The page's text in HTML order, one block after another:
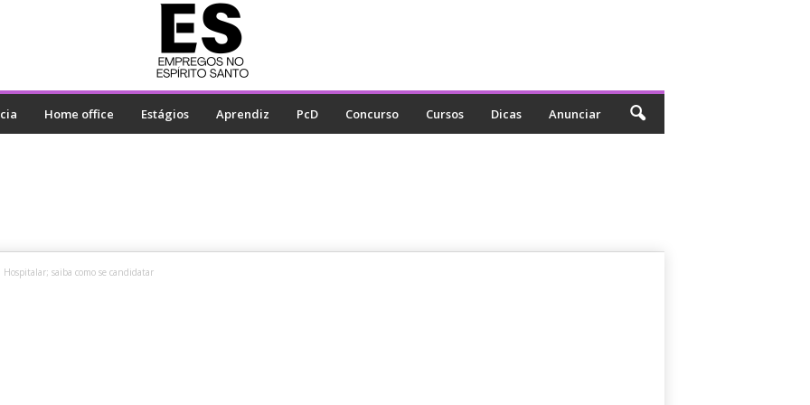
Home office Estágios Aprendiz PcD Concurso Cursos Dicas Anunciar
Hospitalar; saiba como se candidatar